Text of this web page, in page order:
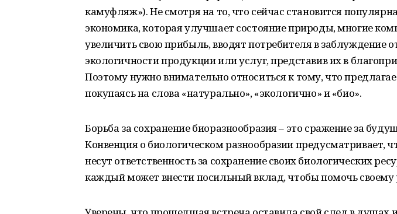
камуфляж»). Не смотря на то, что сейчас становится
экономика, которая улучшает состояние природы, многие
увеличить свою прибыль, вводят потребителя в заблуждение
экологичности продукции или услуг, представив их в
Поэтому нужно внимательно относиться к тому, что
покупаясь на слова «натурально», «экологично» и «био».
Борьба за сохранение биоразнообразия ‒ это сражение за
Конвенция о биологическом разнообразии предусматривает,
несут ответственность за сохранение своих биологических
каждый может внести посильный вклад, чтобы помочь своему